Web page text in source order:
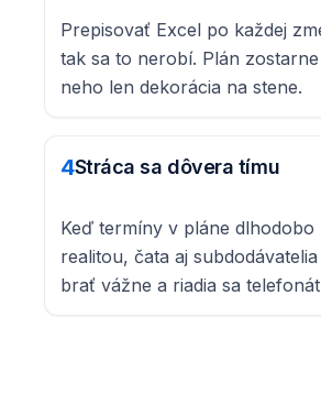
Prepisovať Excel po každej
tak sa to nerobí. Plán
neho len dekorácia na stene.
4Stráca sa dôvera tímu
Keď termíny v pláne dlhodobo
realitou, čata aj
brať vážne a riadia sa